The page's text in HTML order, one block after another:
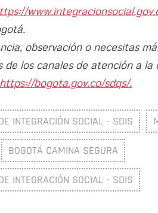
observación o necesitas
de los canales de atención a
https://bogota.gov.co/sdqs/.
INTEGRACIÓN SOCIAL - SDIS
BOGOTÁ CAMINA SEGURA
INTEGRACIÓN SOCIAL - SDIS